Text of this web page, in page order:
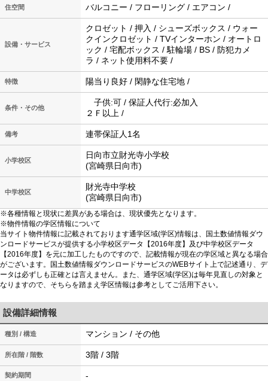
住空間 バルコニー / フローリング / エアコン /
設備・サービス
クロゼット / 押入 / シューズボックス / ウォー
クインクロゼット / TVインターホン / オートロ
ック / 宅配ボックス / 駐輪場 / BS / 防犯カメ
ラ / ネット使用料不要 /
特徴 陽当り良好 / 閑静な住宅地 /
条件・その他
子供:可 / 保証人代行:必加入
２Ｆ以上 /
備考 連帯保証人1名
小学校区
日向市立財光寺小学校
(宮崎県日向市)
中学校区
財光寺中学校
(宮崎県日向市)
※各種情報と現状に差異がある場合は、現状優先となります。
※物件情報の学区情報について
当サイト物件情報に記載されております通学区域(学区)情報は、国土数値情報ダウ
ンロードサービスが提供する小学校区データ【2016年度】及び中学校区データ
【2016年度】を元に加工したものですので、記載情報が現在の学区域と異なる場合
がございます。国土数値情報ダウンロードサービスのWEBサイト上で記述通り、デ
ータは必ずしも正確とは言えません。また、通学区域(学区)は毎年見直しの対象と
なりますので、そちらを踏まえ学区情報は参考としてご活用下さい。
設備詳細情報
種別 / 構造 マンション / その他
所在階 / 階数 3階 / 3階
契約期間 -